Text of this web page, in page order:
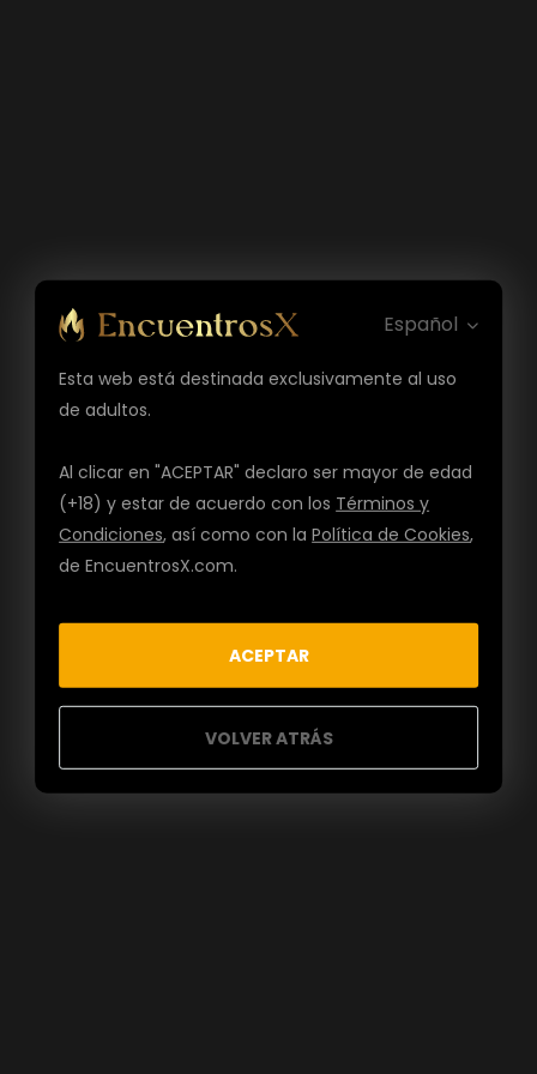
Español
Esta web está destinada exclusivamente al uso
de adultos.
Al clicar en "ACEPTAR" declaro ser mayor de edad
(+18) y estar de acuerdo con los Términos y
Condiciones, así como con laPolítica de Cookies,
de EncuentrosX.com.
ACEPTAR
VOLVER ATRÁS